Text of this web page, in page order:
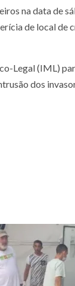
na data de
de local
(IML)
dos